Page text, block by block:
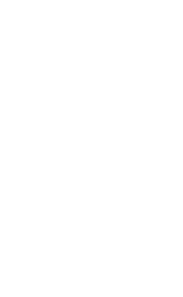
essere
in rete vale
accade ancora